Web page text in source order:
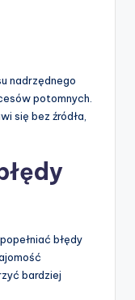
nadrzędnego
potomnych.
się bez źródła,
błędy
bardziej